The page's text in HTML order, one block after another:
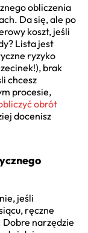
obliczenia
Da się, ale po
koszt, jeśli
Lista jest
ryzyko
brak
chcesz
procesie,
obrót
docenisz
jeśli
ręczne
narzędzie